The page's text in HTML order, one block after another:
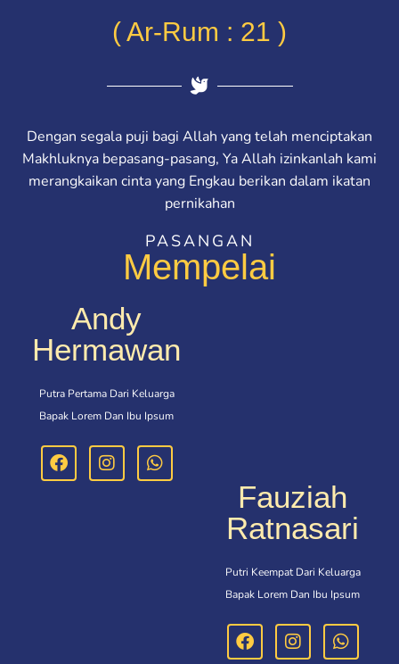
( Ar-Rum : 21 )
Dengan segala puji bagi Allah yang telah menciptakan
Makhluknya bepasang-pasang, Ya Allah izinkanlah kami
merangkaikan cinta yang Engkau berikan dalam ikatan
pernikahan
PASANGAN
Mempelai
Andy
Hermawan
Putra Pertama Dari Keluarga
Bapak Lorem Dan Ibu Ipsum
Fauziah
Ratnasari
Putri Keempat Dari Keluarga
Bapak Lorem Dan Ibu Ipsum